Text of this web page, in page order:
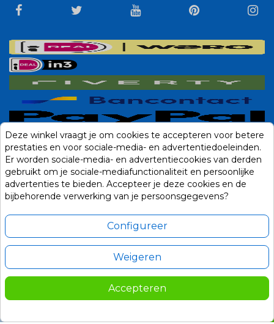
Deze winkel vraagt je om cookies te accepteren voor betere
prestaties en voor sociale-media- en advertentiedoeleinden.
Er worden sociale-media- en advertentiecookies van derden
gebruikt om je sociale-mediafunctionaliteit en persoonlijke
advertenties te bieden. Accepteer je deze cookies en de
bijbehorende verwerking van je persoonsgegevens?
Configureer
Weigeren
Accepteren